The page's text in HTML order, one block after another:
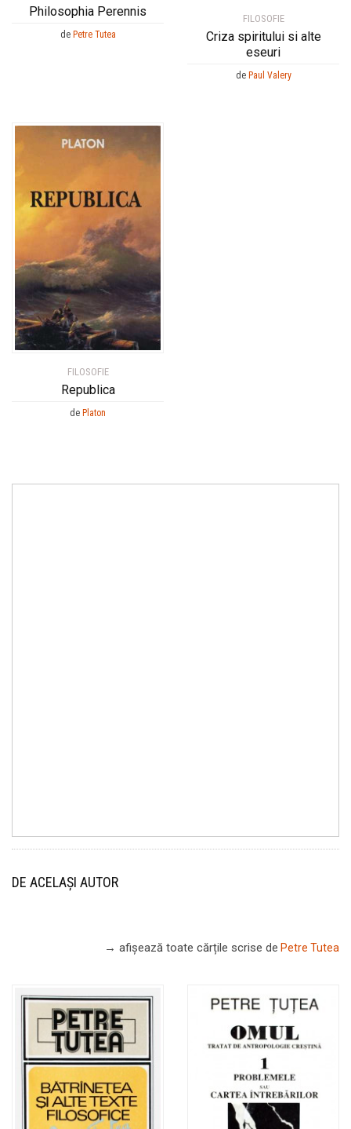
Philosophia Perennis
de Petre Tutea
FILOSOFIE
Criza spiritului si alte
eseuri
de Paul Valery
FILOSOFIE
Republica
de Platon
DE ACELAȘI AUTOR
→ afișează toate cărțile scrise de Petre Tutea